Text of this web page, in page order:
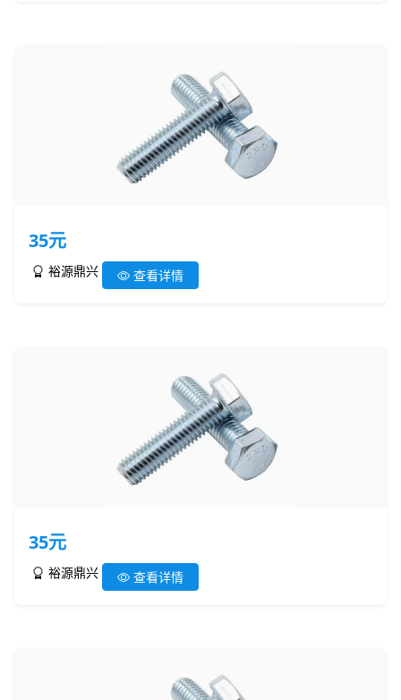
35元
裕源鼎兴 查看详情
35元
裕源鼎兴 查看详情